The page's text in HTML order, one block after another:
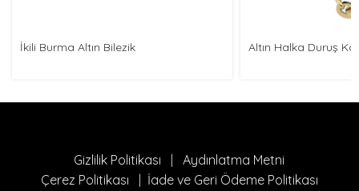
İkili Burma Altın Bilezik Altın Halka Duruş
Gizlilik Politikası |Aydınlatma Metni
Çerez Politikası
İade ve Geri Ödeme Politikası